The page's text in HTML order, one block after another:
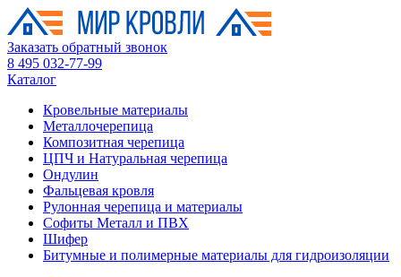
Заказать обратный звонок
8 495 032-77-99
Каталог
Кровельные материалы
Металлочерепица
Композитная черепица
ЦПЧ и Натуральная черепица
Ондулин
Фальцевая кровля
Рулонная черепица и материалы
Софиты Металл и ПВХ
Шифер
Битумные и полимерные материалы для гидроизоляции